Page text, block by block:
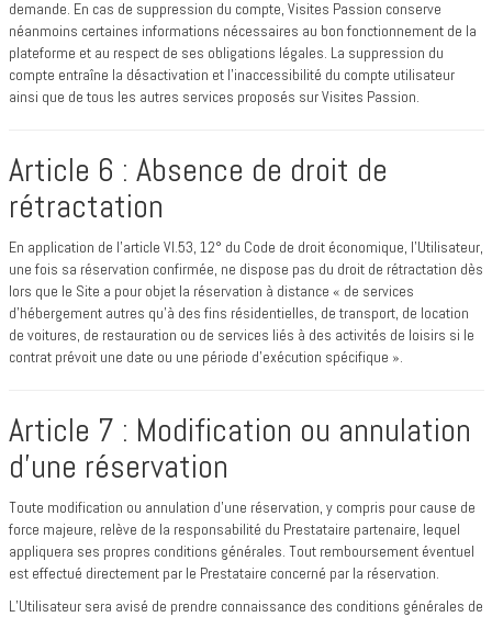
demande. En cas de suppression du compte, Visites Passion conserve
néanmoins certaines informations nécessaires au bon fonctionnement de la
plateforme et au respect de ses obligations légales. La suppression du
compte entraîne la désactivation et l’inaccessibilité du compte utilisateur
ainsi que de tous les autres services proposés sur Visites Passion.
Article 6 : Absence de droit de
rétractation
En application de l’article VI.53, 12° du Code de droit économique, l’Utilisateur,
une fois sa réservation confirmée, ne dispose pas du droit de rétractation dès
lors que le Site a pour objet la réservation à distance « de services
d'hébergement autres qu'à des fins résidentielles, de transport, de location
de voitures, de restauration ou de services liés à des activités de loisirs si le
contrat prévoit une date ou une période d'exécution spécifique ».
Article 7 : Modification ou annulation
d’une réservation
Toute modification ou annulation d’une réservation, y compris pour cause de
force majeure, relève de la responsabilité du Prestataire partenaire, lequel
appliquera ses propres conditions générales. Tout remboursement éventuel
est effectué directement par le Prestataire concerné par la réservation.
L’Utilisateur sera avisé de prendre connaissance des conditions générales de